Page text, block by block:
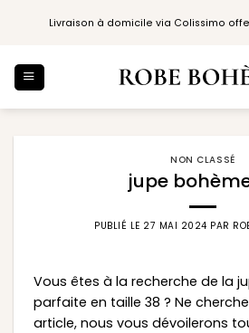
Livraison à domicile via Colissimo
NON CLASSÉ
jupe
PUBLIÉ LE 27 MAI 2024 PAR
Vous êtes à la recherche de la
parfaite en taille 38 ? Ne
article, nous vous dévoilerons